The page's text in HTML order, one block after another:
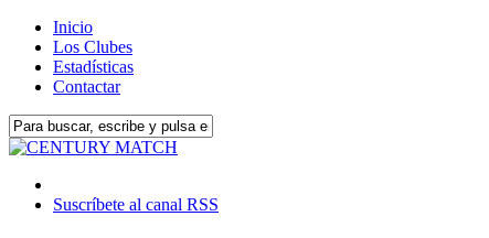
Inicio
Los Clubes
Estadísticas
Contactar
Suscríbete al canal RSS